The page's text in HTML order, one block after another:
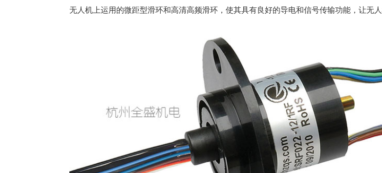
无人机上运用的微距型滑环和高清高频滑环，使其具有良好的导电和信号传输功能，让无人